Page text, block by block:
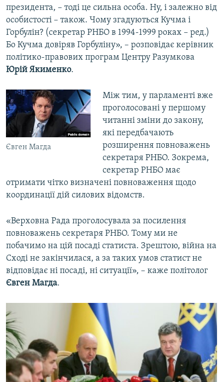
президента, – тоді це сильна особа. Ну, і залежно від
особистості – також. Чому згадуються Кучма і
Горбулін? (секретар РНБО в 1994-1999 роках – ред.)
Бо Кучма довіряв Горбуліну», – розповідає керівник
політико-правових програм Центру Разумкова
Юрій Якименко.
Євген Магда
Між тим, у парламенті вже
проголосовані у першому
читанні зміни до закону,
які передбачають
розширення повноважень
секретаря РНБО. Зокрема,
секретар РНБО має
отримати чітко визначені повноваження щодо
координації дій силових відомств.
«Верховна Рада проголосувала за посилення
повноважень секретаря РНБО. Тому ми не
побачимо на цій посаді статиста. Зрештою, війна на
Сході не закінчилася, а за таких умов статист не
відповідає ні посаді, ні ситуації», – каже політолог
Євген Магда.